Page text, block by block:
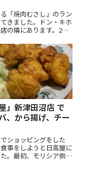
「焼肉むさし」のラン
きました。ドン・キホ
の隣にあります。2人
円 くらいでした。
ラダ、キムチなどがつ
値段で焼肉が食べられ
しい限りです。
」新津田沼店 で
、から揚げ、チー
ショッピングをした
事をしようと日高屋に
。最初、モリシア側の